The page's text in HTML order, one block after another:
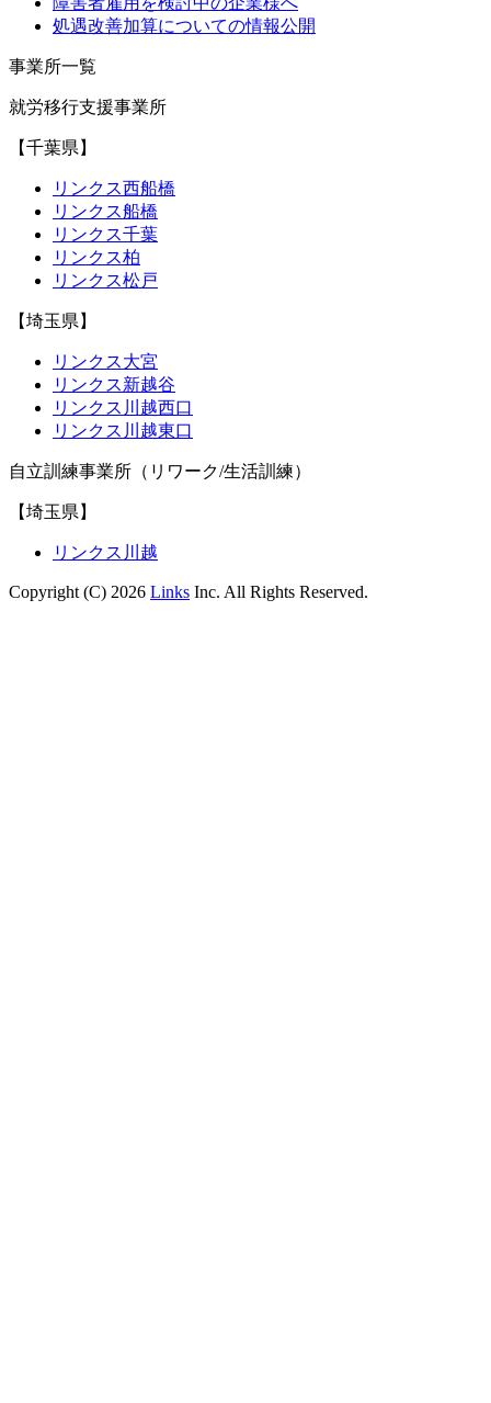
処遇改善加算についての情報公開
事業所一覧
就労移行支援事業所
【千葉県】
リンクス西船橋
リンクス船橋
リンクス千葉
リンクス柏
リンクス松戸
【埼玉県】
リンクス大宮
リンクス新越谷
リンクス川越西口
リンクス川越東口
自立訓練事業所（リワーク/生活訓練）
【埼玉県】
リンクス川越
Copyright (C) 2026 Links Inc. All Rights Reserved.